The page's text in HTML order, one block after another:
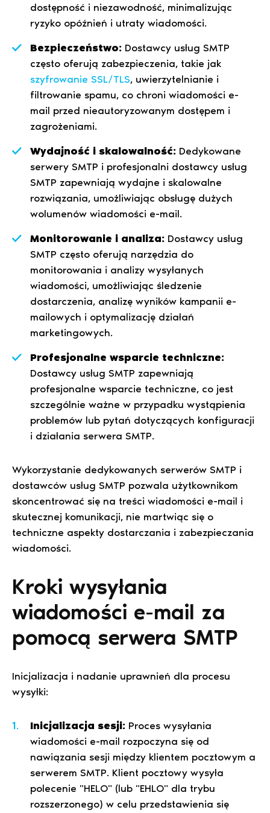
dostępność i niezawodność, minimalizując
ryzyko opóźnień i utraty wiadomości.
Bezpieczeństwo: Dostawcy usług SMTP
często oferują zabezpieczenia, takie jak
szyfrowanie SSL/TLS, uwierzytelnianie i
filtrowanie spamu, co chroni wiadomości e-
mail przed nieautoryzowanym dostępem i
zagrożeniami.
Wydajność i skalowalność: Dedykowane
serwery SMTP i profesjonalni dostawcy usług
SMTP zapewniają wydajne i skalowalne
rozwiązania, umożliwiając obsługę dużych
wolumenów wiadomości e-mail.
Monitorowanie i analiza: Dostawcy usług
SMTP często oferują narzędzia do
monitorowania i analizy wysyłanych
wiadomości, umożliwiając śledzenie
dostarczenia, analizę wyników kampanii e-
mailowych i optymalizację działań
marketingowych.
Profesjonalne wsparcie techniczne:
Dostawcy usług SMTP zapewniają
profesjonalne wsparcie techniczne, co jest
szczególnie ważne w przypadku wystąpienia
problemów lub pytań dotyczących konfiguracji
i działania serwera SMTP.
Wykorzystanie dedykowanych serwerów SMTP i
dostawców usług SMTP pozwala użytkownikom
skoncentrować się na treści wiadomości e-mail i
skutecznej komunikacji, nie martwiąc się o
techniczne aspekty dostarczania i zabezpieczania
wiadomości.
Kroki wysyłania
wiadomości e-mail za
pomocą serwera SMTP
Inicjalizacja i nadanie uprawnień dla procesu
wysyłki:
Inicjalizacja sesji: Proces wysyłania
wiadomości e-mail rozpoczyna się od
nawiązania sesji między klientem pocztowym a
serwerem SMTP. Klient pocztowy wysyła
polecenie "HELO" (lub "EHLO" dla trybu
rozszerzonego) w celu przedstawienia się